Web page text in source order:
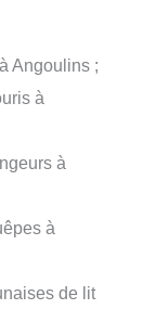
Angoulins ;
à
à
à
de lit